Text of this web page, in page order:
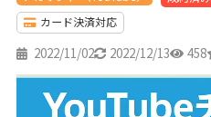
カード決済対応
2022/11/02 2022/12/13 458